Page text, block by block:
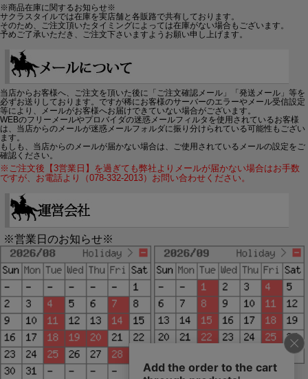
※商品在庫に関するお知らせ※
サクラスタイルでは在庫を実店舗と各販路で共有しております。
そのため、ご注文頂いたタイミングによっては在庫がない場合もございます。
予めご了承いただき、ご注文下さいますようお願い申し上げます。
当店からお客様へ、ご注文を頂いた後に「ご注文確認メール」「発送メール」等を
必ずお送りしております。ですが稀にお客様のサーバーのエラーやメール受信設定
等により、メールがお客様へお届けできていない場合がございます。
WEBのフリーメールやプロバイダの迷惑メールフィルタを使用されているお客様
は、当店からのメールが迷惑メールフォルダに振り分けられている可能性もござい
ます。
もしも、当店からのメールが届かない場合は、ご使用されているメールの設定をご
確認ください。
※ご注文後【3営業日】を過ぎても弊社よりメールが届かない場合はお手数
ですが、お電話より（078-332-2013）お問い合わせください。
※営業日のお知らせ※